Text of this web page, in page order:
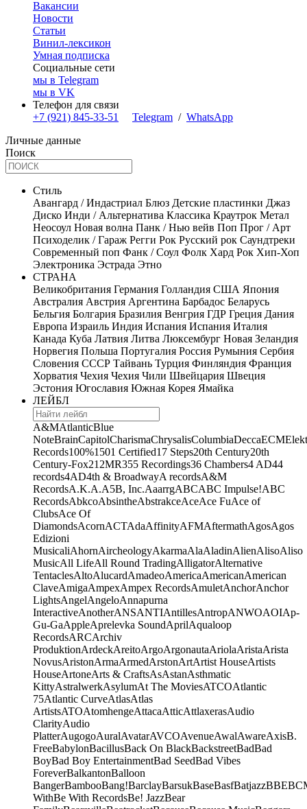
Вакансии
Новости
Статьи
Винил-лексикон
Умная подписка
Социальные сети
мы в Telegram
мы в VK
Телефон для связи
+7 (921) 845-33-51
Telegram / WhatsApp
Личные данные
Поиск
Стиль
Авангард / Индастриал Блюз Детские пластинки Джаз
Диско Инди / Альтернатива Классика Краутрок Метал
Неосоул Новая волна Панк / Нью вейв Поп Прог / Арт
Психоделик / Гараж Регги Рок Русский рок Саундтреки
Современный поп Фанк / Соул Фолк Хард Рок Хип-Хоп
Электроника Эстрада Этно
СТРАНА
Великобритания Германия Голландия США Япония
Австралия Австрия Аргентина Барбадос Беларусь
Бельгия Болгария Бразилия Венгрия ГДР Греция Дания
Европа Израиль Индия Испания Испания Италия
Канада Куба Латвия Литва Люксембург Новая Зеландия
Норвегия Польша Португалия Россия Румыния Сербия
Словения СССР Тайвань Турция Финляндия Франция
Хорватия Чехия Чехия Чили Швейцария Швеция
Эстония Югославия Южная Корея Ямайка
ЛЕЙБЛ
A&MAtlanticBlue
NoteBrainCapitolCharismaChrysalisColumbiaDeccaECM
Records100%1501 Certified17 Steps20th Century20th
Century-Fox21 2MR355 Recordings36 Chambers4 AD44
records4AD4th & BroadwayA recordsA&M
RecordsA.K.A.A5B, Inc.AaarrgABCABC Impulse!ABC
RecordsAbkcoAbsintheAbstrakceAceAce FuAce of
ClubsAce Of
DiamondsAcornACTAdaAffinityAFMAftermathAgosAgos
Edizioni
MusicaliAhornAircheologyAkarmaAlaAladinAlienAlisoAliso
MusicAll LifeAll Round TradingAlligatorAlternative
TentaclesAltoAlucardAmadeoAmericaAmericanAmerican
ClaveAmigaAmpexAmpex RecordsAmuletAnchorAnchor
LightsAngelAngeloAnnapurna
InteractiveAnotherANSANTIAntillesAntropANWOAOIAp-
Gu-GaAppleAprelevka SoundAprilAqualoop
RecordsARCArchiv
ProduktionArdeckAreitoArgoArgonautaAriolaAristaArista
NovusAristonArmaArmedArstonArtArtist HouseArtists
HouseArtoneArts & CraftsAsAstanAsthmatic
KittyAstralwerkAsylumAt The MoviesATCOAtlantic
75Atlantic CurveAtlasAtlas
ArtistsATOAtomhengeAttacaAtticAttlaxerasAudio
ClarityAudio
PlatterAugogoAuralAvatarAVCOAvenueAwalAwareAxisB.
FreeBabylonBacillusBack On BlackBackstreetBadBad
BoyBad Boy EntertainmentBad SeedBad Vibes
ForeverBalkantonBalloon
BangerBambooBang!BarclayBarsukBaseBasfBatjazzBBE
WithBe With RecordsBe! JazzBear